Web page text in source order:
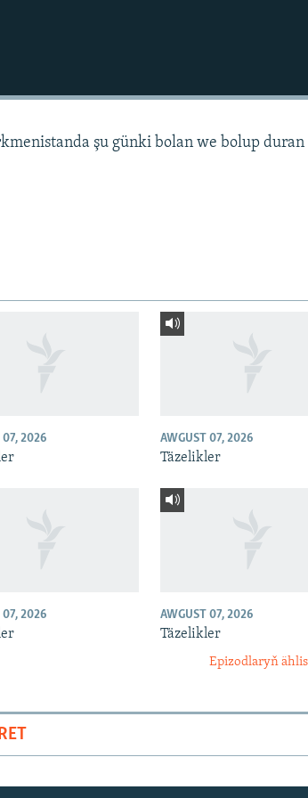
şu günki bolan we bolup duran
07, 2026 AWGUST 07, 2026
Täzelikler
07, 2026 AWGUST 07, 2026
Täzelikler
Epizodlaryň